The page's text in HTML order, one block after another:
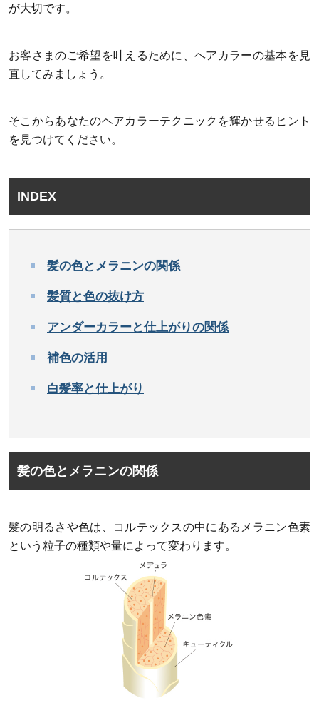
が大切です。
お客さまのご希望を叶えるために、ヘアカラーの基本を見
直してみましょう。
そこからあなたのヘアカラーテクニックを輝かせるヒント
を見つけてください。
INDEX
髪の色とメラニンの関係
髪質と色の抜け方
アンダーカラーと仕上がりの関係
補色の活用
白髪率と仕上がり
髪の色とメラニンの関係
髪の明るさや色は、コルテックスの中にあるメラニン色素
という粒子の種類や量によって変わります。